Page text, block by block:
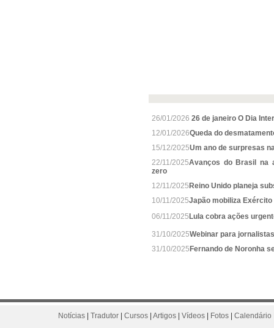
26/01/2026 26 de janeiro O Dia
12/01/2026Queda do
15/12/2025Um ano de surpresas
22/11/2025Avanços do Brasil na
zero
12/11/2025 Reino Unido planeja
10/11/2025Japão mobiliza
06/11/2025 Lula cobra ações
31/10/2025Webinar para
31/10/2025 Fernando de Noronha
Notícias Tradutor Cursos Artigos Vídeos Fotos Calendário